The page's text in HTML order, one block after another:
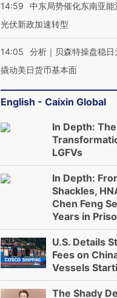
14:59
中东局势催化东南亚
光伏新政加速转型
14:05
分析｜贝森特操盘稳
撬动美日货币基本面
English - Caixin Global
In Depth:
LGFVs
In Depth:
Shackles,
Chen Feng
Years in
U.S. Details
Fees on
Vessels
The Shady